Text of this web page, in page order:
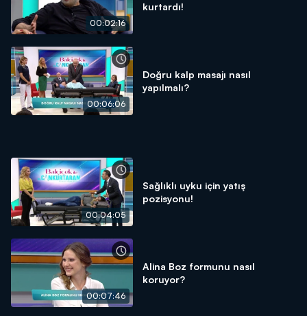
00:02:16
kurtardı!
00:06:06
Doğru kalp masajı nasıl
yapılmalı?
00:04:05
Sağlıklı uyku için yatış
pozisyonu!
00:07:46
Alina Boz formunu nasıl
koruyor?